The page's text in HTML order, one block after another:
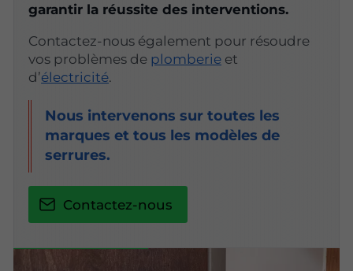
garantir la réussite des interventions.
Contactez-nous également pour résoudre
vos problèmes de plomberie et
d’électricité.
Nous intervenons sur toutes les
marques et tous les modèles de
serrures.
Contactez-nous